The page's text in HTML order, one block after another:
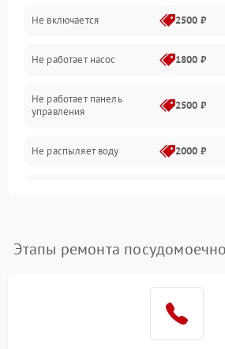
Нагрев
Вода
Гигиена
Программное обеспечение
Не включается 2500 ₽
Не работает насос 1800 ₽
Не работает панель
управления
2500 ₽
Не распыляет воду 2000 ₽
воды
1800 ₽
Этапы ремонта